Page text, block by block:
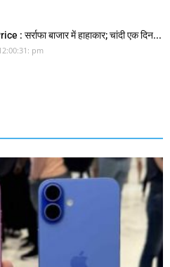
: सर्राफा बाजार में हाहाकार; चांदी एक दिन...
pm